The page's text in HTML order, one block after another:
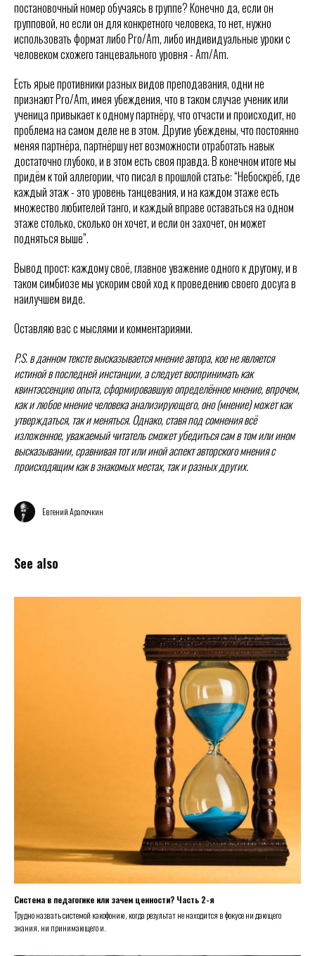
постановочный номер обучаясь в группе? Конечно да, если он
групповой, но если он для конкретного человека, то нет, нужно
использовать формат либо Pro/Am, либо индивидуальные уроки с
человеком схожего танцевального уровня - Am/Am.
Есть ярые противники разных видов преподавания, одни не
признают Pro/Am, имея убеждения, что в таком случае ученик или
ученица привыкает к одному партнёру, что отчасти и происходит, но
проблема на самом деле не в этом. Другие убеждены, что постоянно
меняя партнёра, партнёршу нет возможности отработать навык
достаточно глубоко, и в этом есть своя правда. В конечном итоге мы
придём к той аллегории, что писал в прошлой статье: “Небоскрёб, где
каждый этаж - это уровень танцевания, и на каждом этаже есть
множество любителей танго, и каждый вправе оставаться на одном
этаже столько, сколько он хочет, и если он захочет, он может
подняться выше”.
Вывод прост: каждому своё, главное уважение одного к другому, и в
таком симбиозе мы ускорим свой ход к проведению своего досуга в
наилучшем виде.
Оставляю вас с мыслями и комментариями.
P.S. в данном тексте высказывается мнение автора, кое не является
истиной в последней инстанции, а следует воспринимать как
квинтэссенцию опыта, сформировавшую определённое мнение, впрочем,
как и любое мнение человека анализирующего, оно (мнение) может как
утверждаться, так и меняться. Однако, ставя под сомнения всё
изложенное, уважаемый читатель сможет убедиться сам в том или ином
высказывании, сравнивая тот или иной аспект авторского мнения с
происходящим как в знакомых местах, так и разных других.
Евгений Арапочкин
See also
Система в педагогике или зачем ценности? Часть 2-я
Трудно назвать системой какофонию, когда результат не находится в фокусе ни дающего
знания, ни принимающего и.